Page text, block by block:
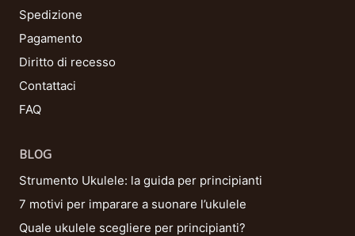
Spedizione
Pagamento
Diritto di recesso
Contattaci
FAQ
BLOG
Strumento Ukulele: la guida per principianti
7 motivi per imparare a suonare l’ukulele
Quale ukulele scegliere per principianti?